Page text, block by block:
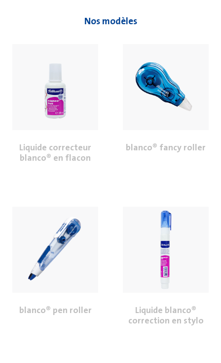
Nos modèles
Liquide correcteur
blanco® en flacon
blanco® fancy roller
blanco® pen roller
Liquide blanco®
correction en stylo